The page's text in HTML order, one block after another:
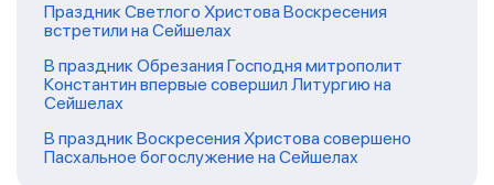
Праздник Светлого Христова Воскресения
встретили на Сейшелах
В праздник Обрезания Господня митрополит
Константин впервые совершил Литургию на
Сейшелах
В праздник Воскресения Христова совершено
Пасхальное богослужение на Сейшелах